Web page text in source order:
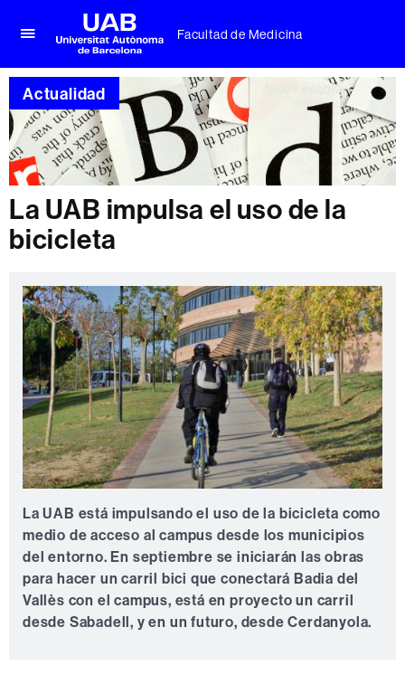
aquí
para
desplegar
el
menú
de
Facultad
Medicina
Universitat
Autònoma
de
Barcelona
Facultad de Medicina
Actualidad
La UAB impulsa el uso de la
bicicleta
La UAB está impulsando el uso de la bicicleta como
medio de acceso al campus desde los municipios
del entorno. En septiembre se iniciarán las obras
para hacer un carril bici que conectará Badia del
Vallès con el campus, está en proyecto un carril
desde Sabadell, y en un futuro, desde Cerdanyola.